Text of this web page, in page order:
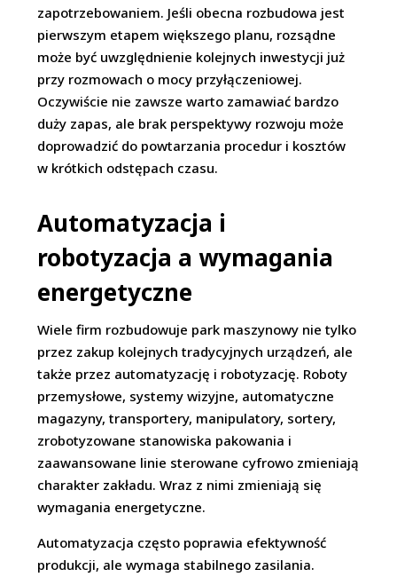
zapotrzebowaniem. Jeśli obecna rozbudowa jest
pierwszym etapem większego planu, rozsądne
może być uwzględnienie kolejnych inwestycji już
przy rozmowach o mocy przyłączeniowej.
Oczywiście nie zawsze warto zamawiać bardzo
duży zapas, ale brak perspektywy rozwoju może
doprowadzić do powtarzania procedur i kosztów
w krótkich odstępach czasu.
Automatyzacja i
robotyzacja a wymagania
energetyczne
Wiele firm rozbudowuje park maszynowy nie tylko
przez zakup kolejnych tradycyjnych urządzeń, ale
także przez automatyzację i robotyzację. Roboty
przemysłowe, systemy wizyjne, automatyczne
magazyny, transportery, manipulatory, sortery,
zrobotyzowane stanowiska pakowania i
zaawansowane linie sterowane cyfrowo zmieniają
charakter zakładu. Wraz z nimi zmieniają się
wymagania energetyczne.
Automatyzacja często poprawia efektywność
produkcji, ale wymaga stabilnego zasilania.